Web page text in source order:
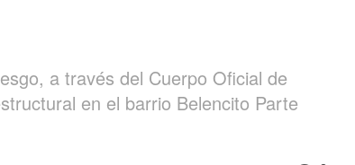
a través del Cuerpo Oficial de
en el barrio Belencito Parte